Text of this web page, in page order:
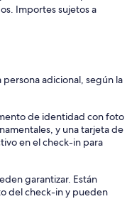
Importes sujetos a
adicional, según la
de identidad con foto
y una tarjeta de
en el check-in para
garantizar. Están
del check-in y pueden